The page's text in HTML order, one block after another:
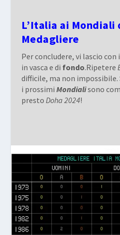
L’Italia ai Mondiali
Medagliere
Per concludere, vi lascio con i
in vasca e di fondo.Ripetere
difficile, ma non impossibile.
i prossimi Mondialisono
presto Doha 2024!